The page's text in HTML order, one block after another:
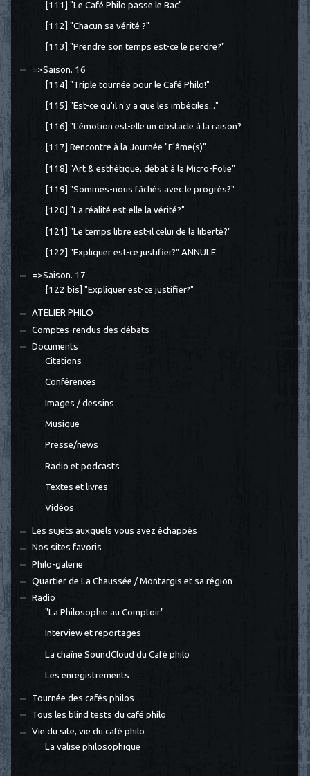
[111] "Le Café Philo passe le Bac"
[112] "Chacun sa vérité ?"
[113] "Prendre son temps est-ce le perdre?"
=>Saison. 16
[114] "Triple tournée pour le Café Philo!"
[115] "Est-ce qu'il n'y a que les imbéciles..."
[116] "L'émotion est-elle un obstacle à la raison?
[117] Rencontre à la Journée "F'âme(s)"
[118] "Art & esthétique, débat à la Micro-Folie"
[119] "Sommes-nous fâchés avec le progrès?"
[120] "La réalité est-elle la vérité?"
[121] "Le temps libre est-il celui de la liberté?"
[122] "Expliquer est-ce justifier?" ANNULE
=>Saison. 17
[122 bis] "Expliquer est-ce justifier?"
ATELIER PHILO
Comptes-rendus des débats
Documents
Citations
Conférences
Images / dessins
Musique
Presse/news
Radio et podcasts
Textes et livres
Vidéos
Les sujets auxquels vous avez échappés
Nos sites favoris
Philo-galerie
Quartier de La Chaussée / Montargis et sa région
Radio
"La Philosophie au Comptoir"
Interview et reportages
La chaîne SoundCloud du Café philo
Les enregistrements
Tournée des cafés philos
Tous les blind tests du café philo
Vie du site, vie du café philo
La valise philosophique